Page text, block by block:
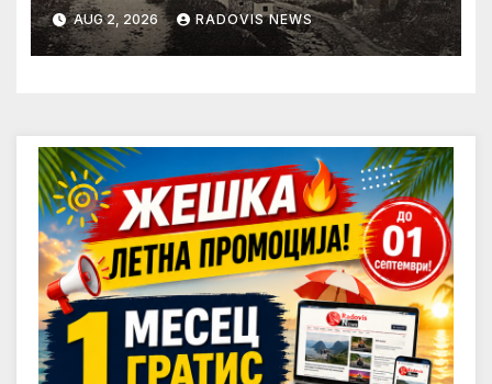
AUG 2, 2026 RADOVIS NEWS